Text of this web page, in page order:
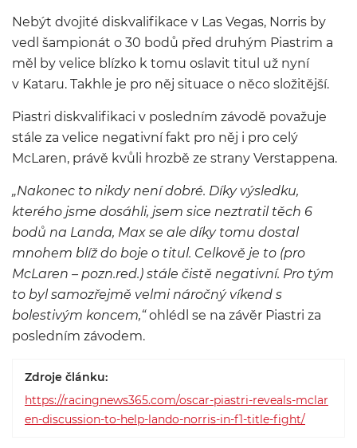
Nebýt dvojité diskvalifikace v Las Vegas, Norris by
vedl šampionát o 30 bodů před druhým Piastrim a
měl by velice blízko k tomu oslavit titul už nyní
v Kataru. Takhle je pro něj situace o něco složitější.
Piastri diskvalifikaci v posledním závodě považuje
stále za velice negativní fakt pro něj i pro celý
McLaren, právě kvůli hrozbě ze strany Verstappena.
„Nakonec to nikdy není dobré. Díky výsledku,
kterého jsme dosáhli, jsem sice neztratil těch 6
bodů na Landa, Max se ale díky tomu dostal
mnohem blíž do boje o titul. Celkově je to (pro
McLaren – pozn.red.) stále čistě negativní. Pro tým
to byl samozřejmě velmi náročný víkend s
bolestivým koncem,“ohlédl se na závěr Piastri za
posledním závodem.
Zdroje článku:
https://racingnews365.com/oscar-piastri-reveals-mclar
en-discussion-to-help-lando-norris-in-f1-title-fight/